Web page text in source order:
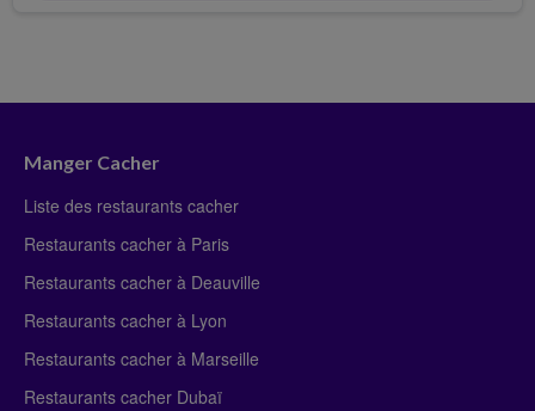
Manger Cacher
Liste des restaurants cacher
Restaurants cacher à Paris
Restaurants cacher à Deauville
Restaurants cacher à Lyon
Restaurants cacher à Marseille
Restaurants cacher Dubaï